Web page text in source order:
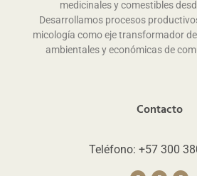
medicinales y comestibles
Desarrollamos procesos
micología como eje transformador
ambientales y económicas de
Contacto
Teléfono: +57 300